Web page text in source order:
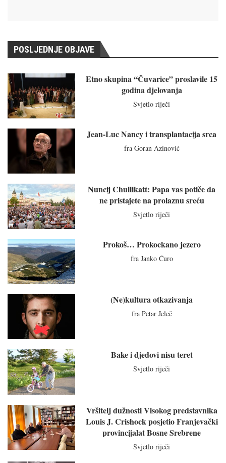
POSLJEDNJE OBJAVE
Etno skupina “Čuvarice” proslavile 15
godina djelovanja
Svjetlo riječi
Jean-Luc Nancy i transplantacija srca
fra Goran Azinović
Nuncij Chullikatt: Papa vas potiče da
ne pristajete na prolaznu sreću
Svjetlo riječi
Prokoš… Prokockano jezero
fra Janko Ćuro
(Ne)kultura otkazivanja
fra Petar Jeleč
Bake i djedovi nisu teret
Svjetlo riječi
Vršitelj dužnosti Visokog predstavnika
Louis J. Crishock posjetio Franjevački
provincijalat Bosne Srebrene
Svjetlo riječi